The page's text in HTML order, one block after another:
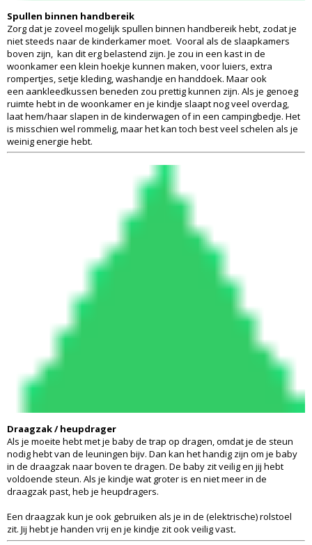
Spullen binnen handbereik
Zorg dat je zoveel mogelijk spullen binnen handbereik hebt, zodat je
niet steeds naar de kinderkamer moet. Vooral als de slaapkamers
boven zijn, kan dit erg belastend zijn. Je zou in een kast in de
woonkamer een klein hoekje kunnen maken, voor luiers, extra
rompertjes, setje kleding, washandje en handdoek. Maar ook
een aankleedkussen beneden zou prettig kunnen zijn. Als je genoeg
ruimte hebt in de woonkamer en je kindje slaapt nog veel overdag,
laat hem/haar slapen in de kinderwagen of in een campingbedje. Het
is misschien wel rommelig, maar het kan toch best veel schelen als je
weinig energie hebt.
Draagzak / heupdrager
Als je moeite hebt met je baby de trap op dragen, omdat je de steun
nodig hebt van de leuningen bijv. Dan kan het handig zijn om je baby
in de draagzak naar boven te dragen. De baby zit veilig en jij hebt
voldoende steun. Als je kindje wat groter is en niet meer in de
draagzak past, heb je heupdragers.
Een draagzak kun je ook gebruiken als je in de (elektrische) rolstoel
zit. Jij hebt je handen vrij en je kindje zit ook veilig vast.